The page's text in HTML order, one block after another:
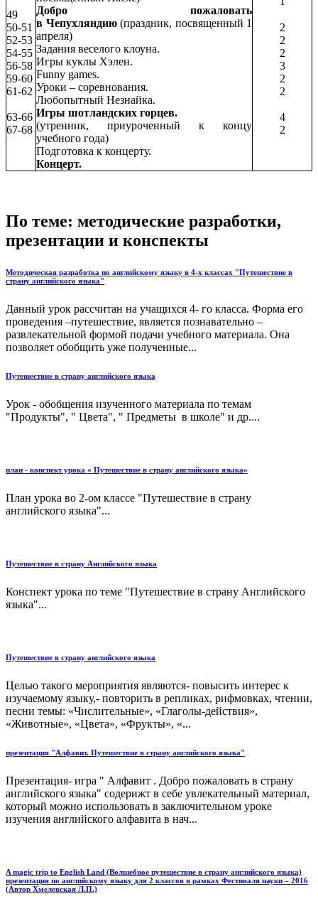
49
50-51
52-53
54-55
56-58
59-60
61-62
63-66
67-68
Добро пожаловать
в Чепухляндию(праздник, посвященный 1
апреля)
Задания веселого клоуна.
Игры куклы Хэлен.
Funny games.
Уроки – соревнования.
Любопытный Незнайка.
Игры шотландских горцев.
(утренник, приуроченный к концу
учебного года)
Подготовка к концерту.
Концерт.
2
2
2
3
2
2
4
2
По теме: методические разработки,
презентации и конспекты
Методическая разработка по английскому языку в 4-х классах "Путешествие в
страну английского языка"
Данный урок рассчитан на учащихся 4- го класса. Форма его
проведения –путешествие, является познавательно –
развлекательной формой подачи учебного материала. Она
позволяет обобщить уже полученные...
Путешествие в страну английского языка
Урок - обобщения изученного материала по темам
"Продукты", " Цвета", " Предметы в школе" и др....
план - конспект урока « Путешествие в страну английского языка»
План урока во 2-ом классе "Путешествие в страну
английского языка"...
Путешествие в страну Английского языка
Конспект урока по теме "Путешествие в страну Английского
языка"...
Путешествие в страну английского языка
Целью такого мероприятия являются- повысить интерес к
изучаемому языку,- повторить в репликах, рифмовках, чтении,
песни темы: «Числительные», «Глаголы-действия»,
«Животные», «Цвета», «Фрукты», «...
презентация "Алфавит. Путешествие в страну английского языка"
Презентация- игра " Алфавит . Добро пожаловать в страну
английского языка" содерижт в себе увлекательный материал,
который можно использовать в заключительном уроке
изучения английского алфавита в нач...
A magic trip to English Land (Волшебное путешествие в страну английского языка)
презентация по английскому языку для 2 классов в рамках Фестиваля науки – 2016
(Автор Хмелевская Л.П.)